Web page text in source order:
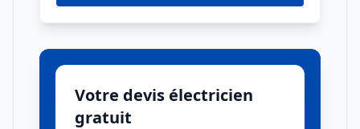
Votre devis électricien
gratuit